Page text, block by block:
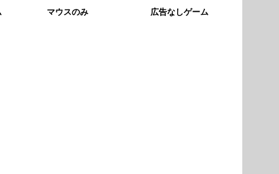
マウスのみ 広告なしゲーム